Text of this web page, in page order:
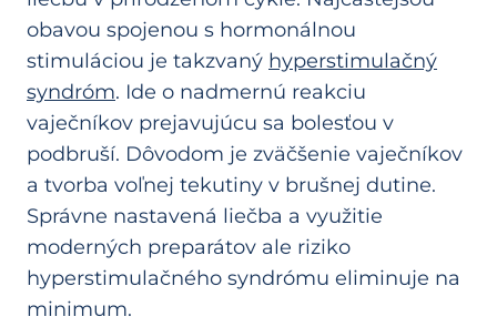
obavou spojenou s hormonálnou
stimuláciou je takzvaný hyperstimulačný
syndróm. Ide o nadmernú reakciu
vaječníkov prejavujúcu sa bolesťou v
podbruší. Dôvodom je zväčšenie vaječníkov
a tvorba voľnej tekutiny v brušnej dutine.
Správne nastavená liečba a využitie
moderných preparátov ale riziko
hyperstimulačného syndrómu eliminuje na
minimum.